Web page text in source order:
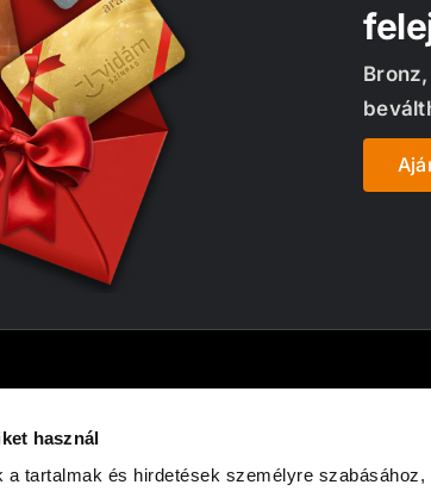
használ
a tartalmak és hirdetések személyre
Jegypénztár